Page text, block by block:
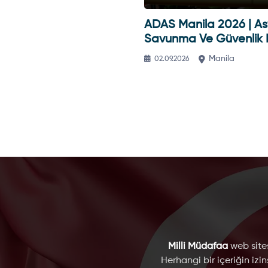
ADAS Manila 2026 |
Savunma Ve Güvenlik
02.09.2026 Manila
Milli Müdafaa web
Herhangi bir içeriğin